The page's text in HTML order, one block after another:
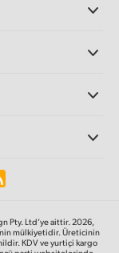
Pty. Ltd’ye aittir. 2026,
mülkiyetidir. Üreticinin
KDV ve yurtiçi kargo